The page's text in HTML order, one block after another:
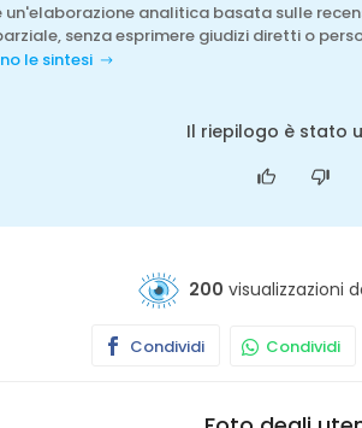
un'elaborazione analitica basata sulle
senza esprimere giudizi diretti o
le sintesi
Il riepilogo è stato
200 visualizzazioni
Condividi Condividi